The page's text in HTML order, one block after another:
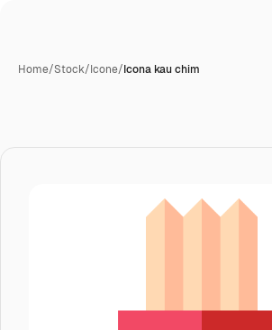
Home/Stock/Icone/Icona kau chim